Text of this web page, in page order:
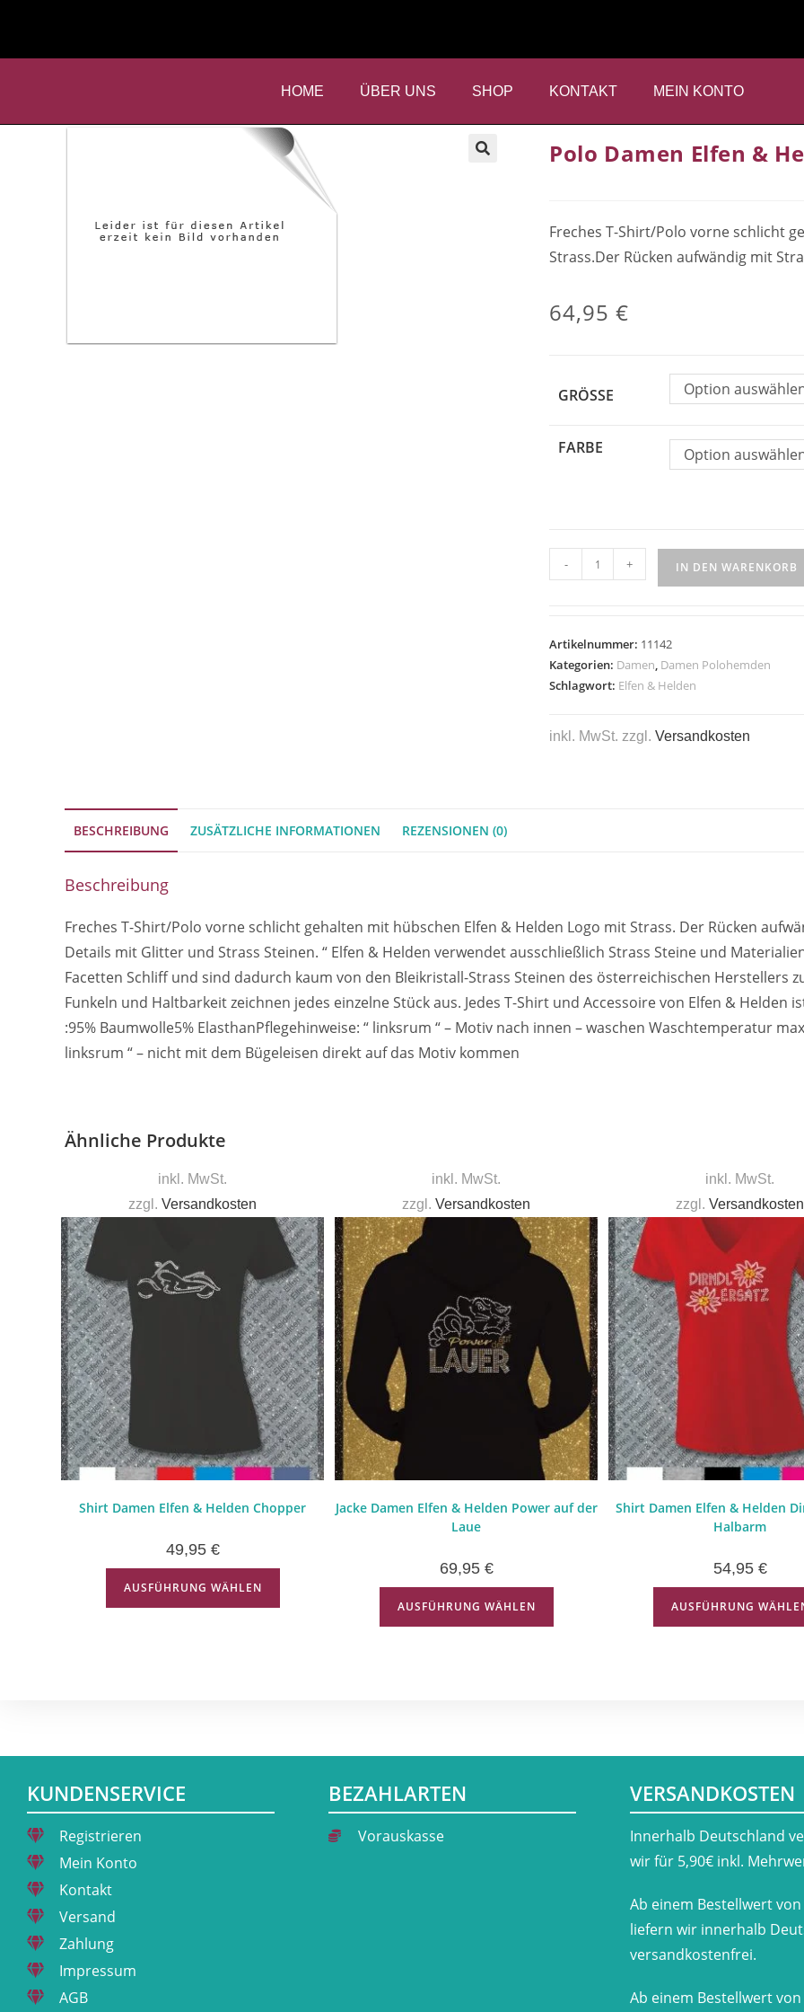
HOME ÜBER UNS SHOP KONTAKT MEIN KONTO
Polo Damen Elfen &
Freches T-Shirt/Polo vorne schlicht
Strass.Der Rücken aufwändig mit
64,95 €
GRÖSSE Option
FARBE Option
- + IN DEN WARENKORB
Artikelnummer: 11142
Kategorien: Damen, Damen Polohemden
Schlagwort: Elfen & Helden
inkl. MwSt. zzgl. Versandkosten
BESCHREIBUNG ZUSÄTZLICHE INFORMATIONEN REZENSIONEN (0)
Beschreibung
Freches T-Shirt/Polo vorne schlicht gehalten mit hübschen Elfen & Helden Logo mit Strass. Der Rücken
Details mit Glitter und Strass Steinen. “ Elfen & Helden verwendet ausschließlich Strass Steine und
Facetten Schliff und sind dadurch kaum von den Bleikristall-Strass Steinen des österreichischen Herstellers
Funkeln und Haltbarkeit zeichnen jedes einzelne Stück aus. Jedes T-Shirt und Accessoire von Elfen &
:95% Baumwolle5% ElasthanPflegehinweise: “ linksrum “ – Motiv nach innen – waschen Waschtemperatur
linksrum “ – nicht mit dem Bügeleisen direkt auf das Motiv kommen
Ähnliche Produkte
inkl. MwSt.
zzgl. Versandkosten
Shirt Damen Elfen & Helden Chopper
49,95 €
AUSFÜHRUNG WÄHLEN
inkl. MwSt.
zzgl. Versandkosten
Jacke Damen Elfen & Helden Power auf der
Laue
69,95 €
AUSFÜHRUNG WÄHLEN
inkl. MwSt.
zzgl. Versandkosten
Shirt Damen Elfen & Helden
Halbarm
54,95 €
AUSFÜHRUNG
KUNDENSERVICE
Registrieren
Mein Konto
Kontakt
Versand
Zahlung
Impressum
AGB
BEZAHLARTEN
Vorauskasse
VERSANDKOSTEN
​Innerhalb Deutschland
wir für 5,90€ inkl.
Ab einem Bestellwert von
liefern wir innerhalb
versandkostenfrei.
Ab einem Bestellwert von